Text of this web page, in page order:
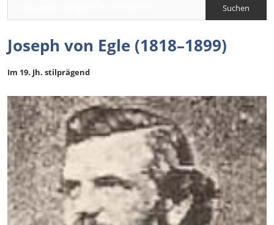
Joseph von Egle (1818–1899)
Im 19. Jh. stilprägend